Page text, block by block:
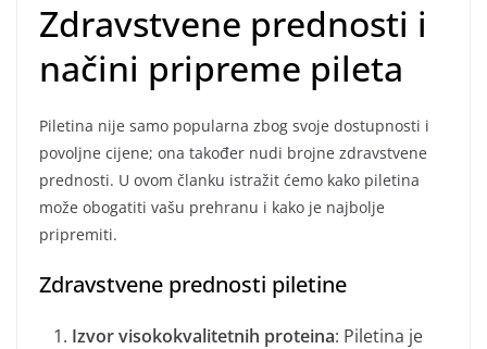
Zdravstvene prednosti i
načini pripreme pileta
Piletina nije samo popularna zbog svoje dostupnosti i
povoljne cijene; ona također nudi brojne zdravstvene
prednosti. U ovom članku istražit ćemo kako piletina
može obogatiti vašu prehranu i kako je najbolje
pripremiti.
Zdravstvene prednosti piletine
Izvor visokokvalitetnih proteina: Piletina je